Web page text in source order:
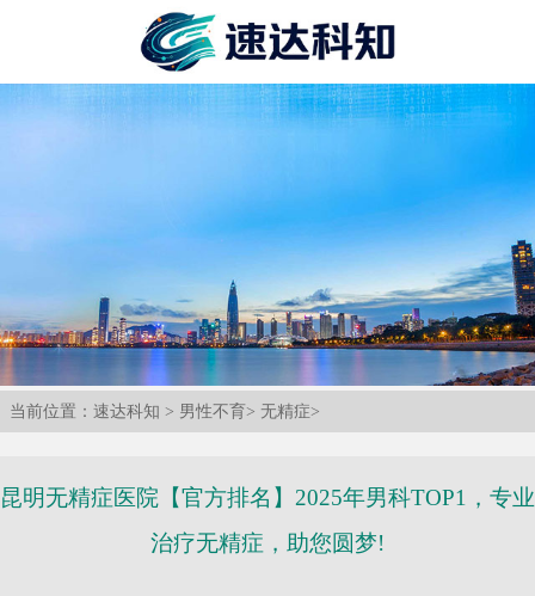
当前位置： 速达科知 > 男性不育> 无精症>
昆明无精症医院【官方排名】2025年男科TOP1，专业
治疗无精症，助您圆梦!